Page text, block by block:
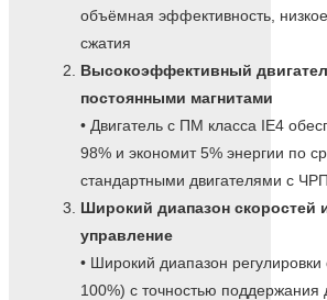
объёмная эффективность,
сжатия
Высокоэффективный
постоянными магнитами
• Двигатель с ПМ класса IE4
98% и экономит 5% энергии по
стандартными двигателями с ЧРП
Широкий диапазон скоростей
управление
• Широкий диапазон регулировки
100%) с точностью поддержания